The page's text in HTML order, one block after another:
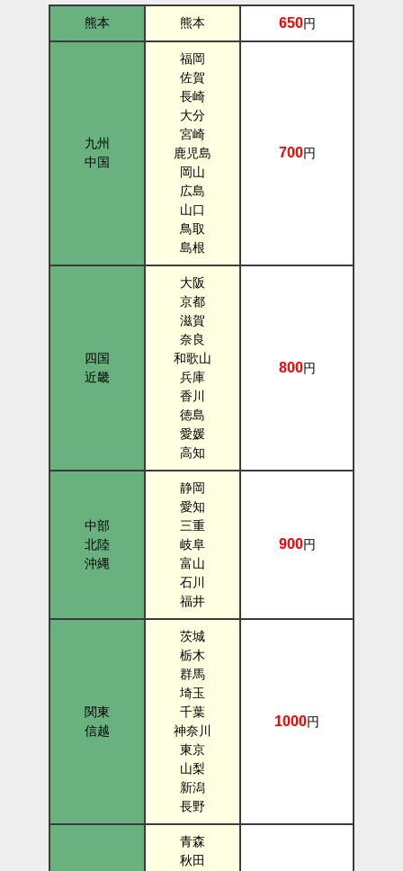
熊本 熊本 650円
九州
中国
福岡
佐賀
長崎
大分
宮崎
鹿児島
岡山
広島
山口
鳥取
島根
700円
四国
近畿
大阪
京都
滋賀
奈良
和歌山
兵庫
香川
徳島
愛媛
高知
800円
中部
北陸
沖縄
静岡
愛知
三重
岐阜
富山
石川
福井
900円
関東
信越
茨城
栃木
群馬
埼玉
千葉
神奈川
東京
山梨
新潟
長野
1000円
青森
秋田